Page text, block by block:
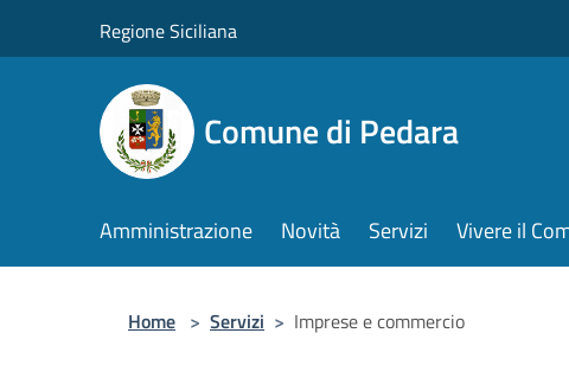
Regione Siciliana
Comune di Pedara
Amministrazione Novità Servizi Vivere il
Home > Servizi > Imprese e commercio